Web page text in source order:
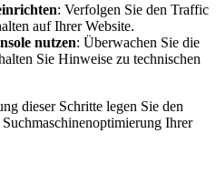
: Verfolgen Sie den Traffic
auf Ihrer Website.
nutzen: Überwachen Sie die
Sie Hinweise zu technischen
dieser Schritte legen Sie den
Ihrer